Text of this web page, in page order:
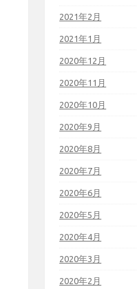
2021年2月
2021年1月
2020年12月
2020年11月
2020年10月
2020年9月
2020年8月
2020年7月
2020年6月
2020年5月
2020年4月
2020年3月
2020年2月